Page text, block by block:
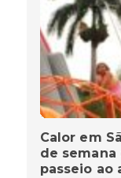
Calor em
de semana
passeio ao